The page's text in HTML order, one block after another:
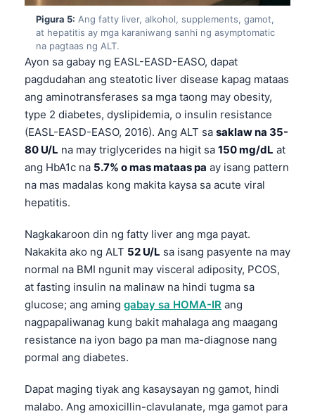
Pigura 5: Ang fatty liver, alkohol, supplements, gamot,
at hepatitis ay mga karaniwang sanhi ng asymptomatic
na pagtaas ng ALT.
Ayon sa gabay ng EASL-EASD-EASO, dapat
pagdudahan ang steatotic liver disease kapag mataas
ang aminotransferases sa mga taong may obesity,
type 2 diabetes, dyslipidemia, o insulin resistance
(EASL-EASD-EASO, 2016). Ang ALT sa saklaw na 35-
80 U/L na may triglycerides na higit sa 150 mg/dL at
ang HbA1c na 5.7% o mas mataas pa ay isang pattern
na mas madalas kong makita kaysa sa acute viral
hepatitis.
Nagkakaroon din ng fatty liver ang mga payat.
Nakakita ako ng ALT 52 U/L sa isang pasyente na may
normal na BMI ngunit may visceral adiposity, PCOS,
at fasting insulin na malinaw na hindi tugma sa
glucose; ang aming gabay sa HOMA-IR ang
nagpapaliwanag kung bakit mahalaga ang maagang
resistance na iyon bago pa man ma-diagnose nang
pormal ang diabetes.
Dapat maging tiyak ang kasaysayan ng gamot, hindi
malabo. Ang amoxicillin-clavulanate, mga gamot para
O‘zbekcha
Қазақ тілі
Hrvatski
Slovenčina
پښتو
සිංහල
অসমীয়া
Galego
Latviešu valoda
Македонски јазик
Euskara
Gàidhlig
Occitan
العربية المغربية